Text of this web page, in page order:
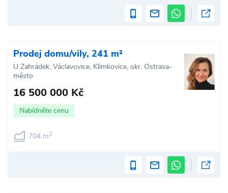
Prodej domu/vily, 241 m²
U Zahrádek, Václavovice, Klimkovice, okr. Ostrava-
město
16 500 000 Kč
Nabídněte cenu
704 m2